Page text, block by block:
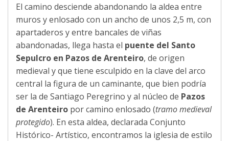
El camino desciende abandonando la aldea entre
muros y enlosado con un ancho de unos 2,5 m, con
apartaderos y entre bancales de viñas
abandonadas, llega hasta el puente del Santo
Sepulcro en Pazos de Arenteiro, de origen
medieval y que tiene esculpido en la clave del arco
central la figura de un caminante, que bien podría
ser la de Santiago Peregrino y al núcleo de Pazos
de Arenteiro por camino enlosado (tramo medieval
protegido). En esta aldea, declarada Conjunto
Histórico- Artístico, encontramos la iglesia de estilo